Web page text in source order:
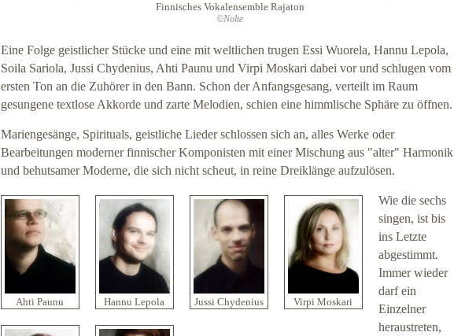
Finnisches Vokalensemble Rajaton
©Nolte
Eine Folge geistlicher Stücke und eine mit weltlichen trugen Essi Wuorela, Hannu Lepola,
Soila Sariola, Jussi Chydenius, Ahti Paunu und Virpi Moskari dabei vor und schlugen vom
ersten Ton an die Zuhörer in den Bann. Schon der Anfangsgesang, verteilt im Raum
gesungene textlose Akkorde und zarte Melodien, schien eine himmlische Sphäre zu öffnen.
Mariengesänge, Spirituals, geistliche Lieder schlossen sich an, alles Werke oder
Bearbeitungen moderner finnischer Komponisten mit einer Mischung aus "alter" Harmonik
und behutsamer Moderne, die sich nicht scheut, in reine Dreiklänge aufzulösen.
Ahti Paunu Hannu Lepola Jussi Chydenius Virpi Moskari
Wie die sechs
singen, ist bis
ins Letzte
abgestimmt.
Immer wieder
darf ein
Einzelner
heraustreten,